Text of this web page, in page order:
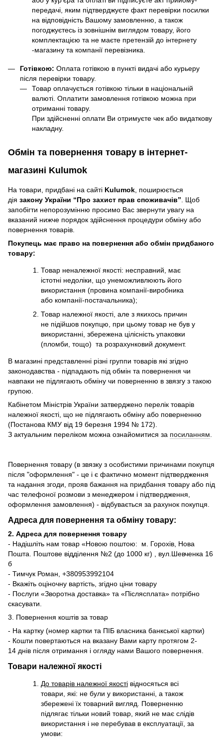
передачі, яким підтверджуєте факт перевірки посилки
на відповідність Вашому замовленню, а також
погоджуєтесь із зовнішнім виглядом товару, його
комплектацією та не маєте претензій до інтернету
-магазину та компанії перевізника.
Готівкою: Оплата готівкою в пункті видачі або курьеру
після перевірки товару.
Товар оплачується готівкою тільки в національній
валюті. Оплатити замовлення готівкою можна при
отриманні товару.
При здійсненні оплати Ви отримуєте чек або видаткову
накладну.
Обмін та повернення товару в інтернет-
магазині Kulumok
На товари, придбані на сайті Kulumok , поширюється
дія закону України “Про захист прав споживачів” . Щоб
запобігти непорозумінню просимо Вас звернути увагу на
вказаний нижче порядок здійснення процедури обміну або
повернення товарів.
Покупець має право на повернення або обмін придбаного
товару:
Товар неналежної якості: несправний, має
істотні недоліки, що унеможливлюють його
використання (провина компанії-виробника
або компанії-постачальника);
Товар належної якості, але з якихось причин
не підійшов покупцю, при цьому товар не був у
використанні, збережена цілісність упаковки
(пломби, тощо) та розрахунковий документ.
В магазині представленні різні группи товарів які згідно
законодавства - підпадають під обмін та повернення чи
навпаки не підлягають обміну чи поверненню в звязгу з такою
групою.
Кабінетом Міністрів України затверджено перелік товарів
належної якості, що не підлягають обміну або поверненню
(Постанова КМУ від 19 березня 1994 № 172).
З актуальним переліком можна ознайомитися за посиланням
Повернення товару (в звязку з особистими причинами покупця
після "оформлення" - це і є фактично момент підтвердження
та надання згоди, прояв бажання на придбання товару або під
час телефоної розмови з менеджером і підтвердження,
оформлення замовлення) - відбувається за рахунок покупця.
Адреса для повернення та обміну товару:
2. Адреса для повернення товару
- Надішліть нам товар «Новою поштою: м. Горохів, Нова
Пошта. Поштове відділення №2 (до 1000 кг) , вул.Шевченка 16
б
- Тимчук Роман, +380953992104
- Вкажіть оціночну вартість, згідно ціни товару
- Послуги «Зворотна доставка» та «Післясплата» потрібно
скасувати.
3. Повернення коштів за товар
- На картку (номер картки та ПІБ власника банкської картки)
- Кошти повертаються на вказану Вами карту протягом 2-
14 днів після отримання і огляду нами Вашого повернення.
Товари належної якості
До товарів належної якості відносяться всі
товари, які: не були у використанні, а також
збережені їх товарний вигляд. Поверненню
підлягає тільки новий товар, який не має слідів
використання і не перебував в експлуатації, за
умови: